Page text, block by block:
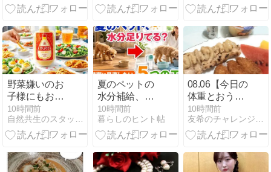
プ)（02 ライ
03 ベージュ）
ヴィセ ファン
デーション コ
ンパクトケー
ス
敗しない選び
野菜嫌いのお
子様にもおす
すめのガリマ
ヨ
10時間前
自然共生のスタッフブログ
夏のペットの
水分補給、ど
うする？暑い
時期に見直し
たい5つの工
10時間前
暮らしのヒント帖
08.06【今日の
体重とおうち
ごはん】秋の
おしゃれ準備
中【今日のお
10時間前
友希のチャレンジblog